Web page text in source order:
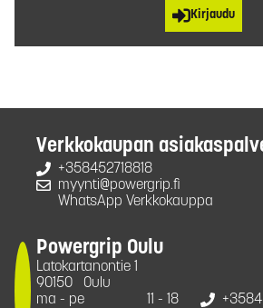
Kirjaudu
Verkkokaupan
+358452718818
myynti@powergrip.fi
WhatsApp Verkkokauppa
Powergrip Oulu
Latokartanontie 1
90150
Oulu
ma - pe
11 - 18